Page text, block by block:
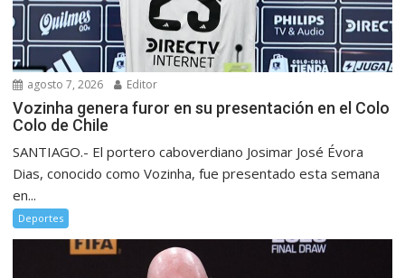
agosto 7, 2026 Editor
Vozinha genera furor en su presentación en el Colo
Colo de Chile
SANTIAGO.- El portero caboverdiano Josimar José Évora
Dias, conocido como Vozinha, fue presentado esta semana
en...
Deportes